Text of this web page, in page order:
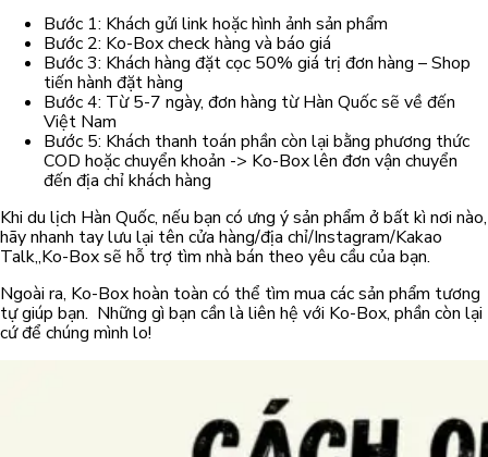
Bước 1: Khách gửi link hoặc hình ảnh sản phẩm
Bước 2: Ko-Box check hàng và báo giá
Bước 3: Khách hàng đặt cọc 50% giá trị đơn hàng – Shop
tiến hành đặt hàng
Bước 4: Từ 5-7 ngày, đơn hàng từ Hàn Quốc sẽ về đến
Việt Nam
Bước 5: Khách thanh toán phần còn lại bằng phương thức
COD hoặc chuyển khoản -> Ko-Box lên đơn vận chuyển
đến địa chỉ khách hàng
Khi du lịch Hàn Quốc, nếu bạn có ưng ý sản phẩm ở bất kì nơi nào,
hãy nhanh tay lưu lại tên cửa hàng/địa chỉ/Instagram/Kakao
Talk,,Ko-Box sẽ hỗ trợ tìm nhà bán theo yêu cầu của bạn.
Ngoài ra, Ko-Box hoàn toàn có thể tìm mua các sản phẩm tương
tự giúp bạn. Những gì bạn cần là liên hệ với Ko-Box, phần còn lại
cứ để chúng mình lo!